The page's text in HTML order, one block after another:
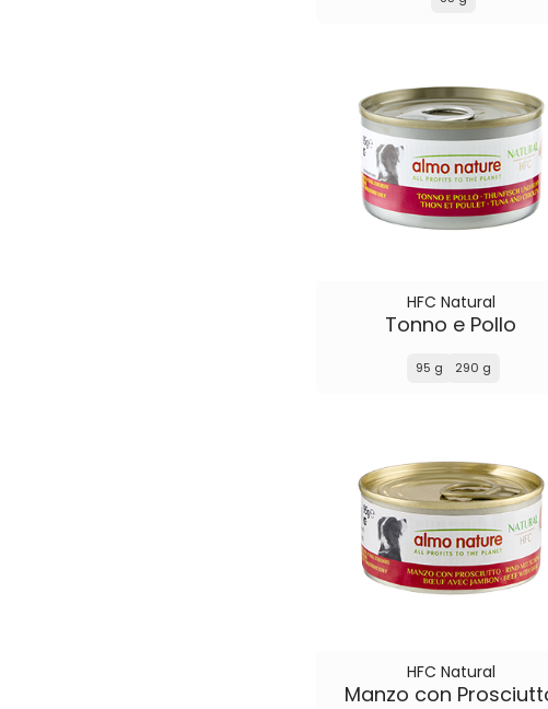
HFC Natural
Tonno e Pollo
95 g 290 g
HFC Natural
Manzo con